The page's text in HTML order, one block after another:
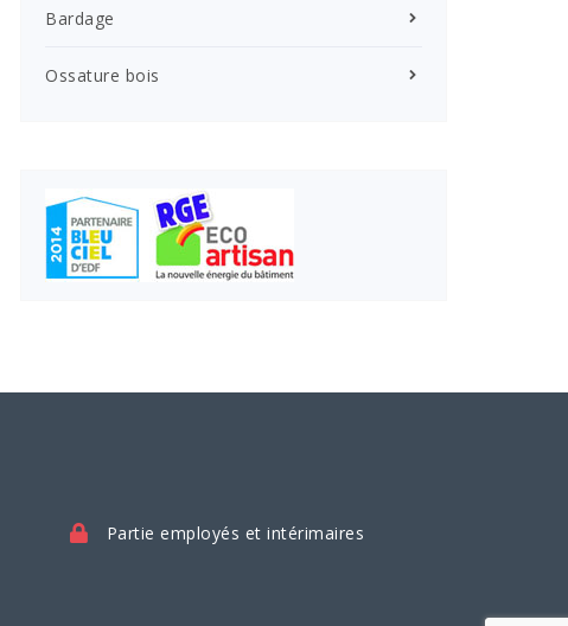
Bardage
Ossature bois
Partie employés et intérimaires